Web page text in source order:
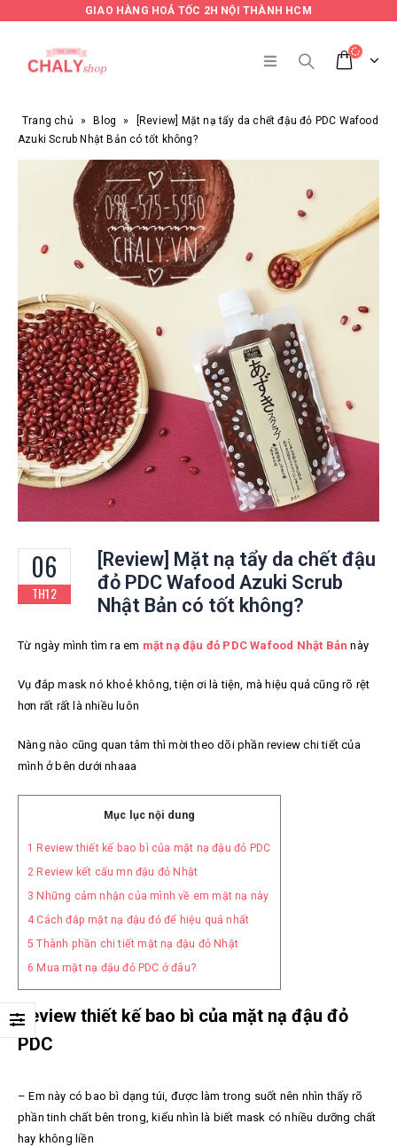
GIAO HÀNG HOẢ TỐC 2H NỘI THÀNH HCM
Trang chủ » Blog »
[Review] Mặt nạ tẩy da chết đậu đỏ PDC Wafood
Azuki Scrub Nhật Bản có tốt không?
06
TH12
[Review] Mặt nạ tẩy da chết đậu
đỏ PDC Wafood Azuki Scrub
Nhật Bản có tốt không?
Từ ngày mình tìm ra em mặt nạ đậu đỏ PDC Wafood Nhật Bản này
Vụ đắp mask nó khoẻ không, tiện ơi là tiện, mà hiệu quả cũng rõ rệt
hơn rất rất là nhiều luôn
Nàng nào cũng quan tâm thì mời theo dõi phần review chi tiết của
mình ở bên dưới nhaaa
Mục lục nội dung
1 Review thiết kế bao bì của mặt nạ đậu đỏ PDC
2 Review kết cấu mn đậu đỏ Nhật
3 Những cảm nhận của mình về em mặt nạ này
4Cách đắp mặt nạ đậu đỏ để hiệu quả nhất
5 Thành phần chi tiết mặt nạ đậu đỏ Nhật
6 Mua mặt nạ đậu đỏ PDC ở đâu?
Review thiết kế bao bì của mặt nạ đậu đỏ
PDC
– Em này có bao bì dạng túi, được làm trong suốt nên nhìn thấy rõ
phần tinh chất bên trong, kiểu nhìn là biết mask có nhiều dưỡng chất
hay không liền